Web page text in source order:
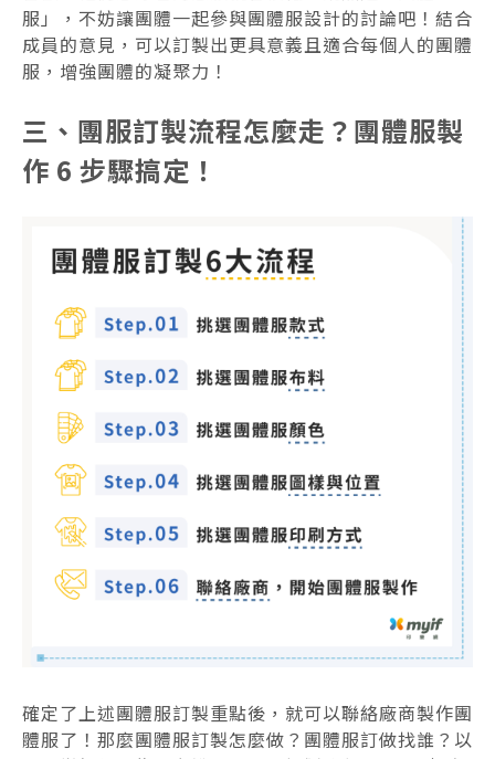
服」，不妨讓團體一起參與團體服設計的討論吧！結合
成員的意見，可以訂製出更具意義且適合每個人的團體
服，增強團體的凝聚力！
三、團服訂製流程怎麼走？團體服製
作 6 步驟搞定！
確定了上述團體服訂製重點後，就可以聯絡廠商製作團
體服了！那麼團體服訂製怎麼做？團體服訂做找誰？以